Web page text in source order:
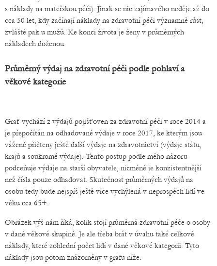
s náklady na mateřskou péči). Jinak se nic zajímavého neděje až do
cca 50 let, kdy začínají náklady na zdravotní péči významně růst,
zvláště pak u mužů. Ke konci života je ženy v průměrných
nákladech doženou.
Průměrný výdaj na zdravotní péči podle pohlaví a
věkové kategorie
Graf vychází z výdajů pojišťoven za zdravotní péči v roce 2014 a
je přepočítán na odhadované výdaje v roce 2017, ke kterým jsou
váženě přičteny ještě další výdaje na zdravotnictví (výdaje státu,
krajů a soukromé výdaje). Tento postup podle mého názoru
podceňuje výdaje na starší obyvatele, nicméně je konzistentnější
než čísla pouze odhadovat. Skutečnost průměrných výdajů na
osobu tedy bude nejspíš ještě více vychýlená v neprospěch lidí ve
věku cca 65+.
Obrázek výš nám říká, kolik stojí průměrná zdravotní péče o osoby
v dané věkové skupině. Je ale třeba brát v úvahu také celkové
náklady, které zohlední počet lidí v dané věkové kategorii. Tyto
náklady jsou potom znázorněny v grafu níže.